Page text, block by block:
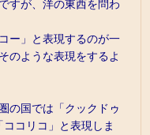
すが、洋の東西を問わ
ー」と表現するのが一
のような表現をするよ
の国では「クックドゥ
コリコ」と表現しま